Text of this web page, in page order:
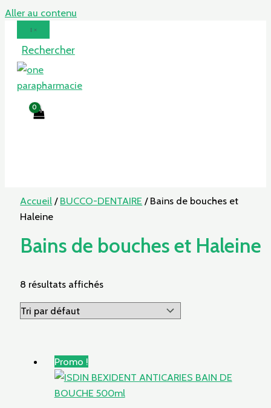
Aller au contenu
Rechercher
Accueil / BUCCO-DENTAIRE / Bains de bouches et
Haleine
Bains de bouches et Haleine
8 résultats affichés
Promo !